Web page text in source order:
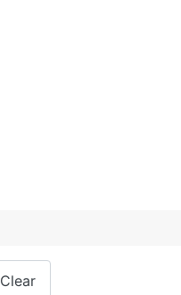
Clear